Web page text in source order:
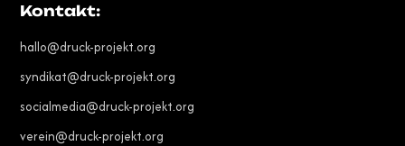
Kontakt:
hallo@druck-projekt.org
syndikat@druck-projekt.org
socialmedia@druck-projekt.org
verein@druck-projekt.org